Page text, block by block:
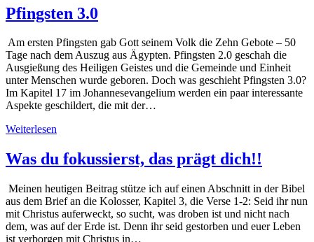
Pfingsten 3.0
Am ersten Pfingsten gab Gott seinem Volk die Zehn Gebote – 50
Tage nach dem Auszug aus Ägypten. Pfingsten 2.0 geschah die
Ausgießung des Heiligen Geistes und die Gemeinde und Einheit
unter Menschen wurde geboren. Doch was geschieht Pfingsten 3.0?
Im Kapitel 17 im Johannesevangelium werden ein paar interessante
Aspekte geschildert, die mit der…
Weiterlesen
Was du fokussierst, das prägt dich!!
Meinen heutigen Beitrag stütze ich auf einen Abschnitt in der Bibel
aus dem Brief an die Kolosser, Kapitel 3, die Verse 1-2: Seid ihr nun
mit Christus auferweckt, so sucht, was droben ist und nicht nach
dem, was auf der Erde ist. Denn ihr seid gestorben und euer Leben
ist verborgen mit Christus in…